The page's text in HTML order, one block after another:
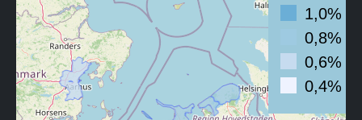
1,0% -
0,8% -
0,6% -
0,4% -